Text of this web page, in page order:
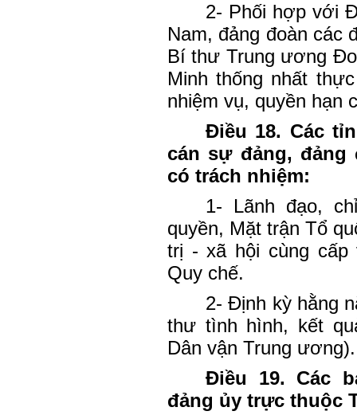
2- Phối hợp với
Nam, đảng đoàn các
Bí thư Trung ương
Minh thống nhất
nhiệm vụ, quyền hạn
Điều 18. Các
cán sự đảng,
có trách nhiệm:
1- Lãnh đạo,
quyền, Mặt trận Tổ
trị - xã hội cùng
Quy chế.
2- Định kỳ hằng
thư tình hình, kết
Dân vận Trung ương).
Điều 19. Các
đảng ủy trực thuộc